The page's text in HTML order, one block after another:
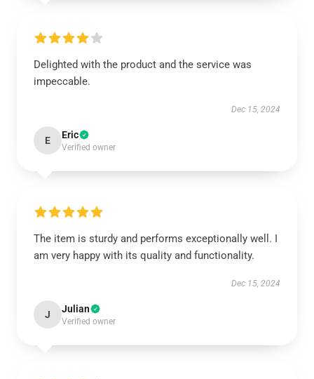
Delighted with the product and the service was
impeccable.
Dec 15, 2024
E Eric
Verified owner
The item is sturdy and performs exceptionally well. I
am very happy with its quality and functionality.
Dec 15, 2024
J Julian
Verified owner